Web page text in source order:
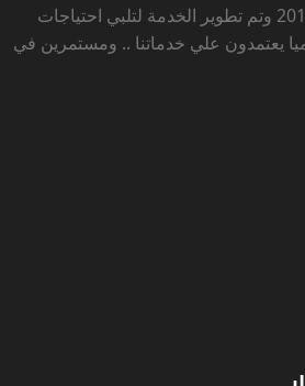
تقديم خدماتنا اوئل عام 2013 وتم تطوير الخدمة لتلبي احتياجات
عميل يوميا يعتمدون علي خدماتنا .. ومستمرين في